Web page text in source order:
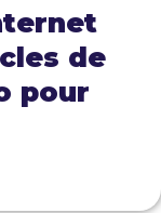
de
pour